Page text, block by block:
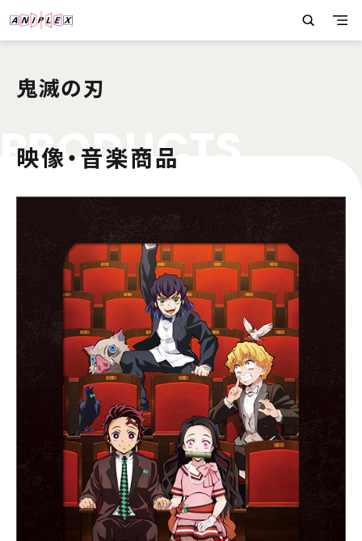
鬼滅の刃
PRODUC
映像・音楽商品